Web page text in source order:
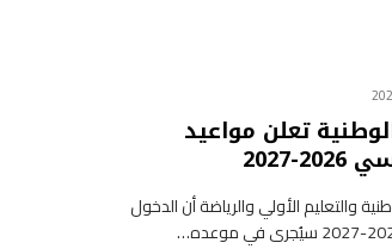
تعلن مواعيد
2027
والتعليم الأولي والرياضة أن الدخول